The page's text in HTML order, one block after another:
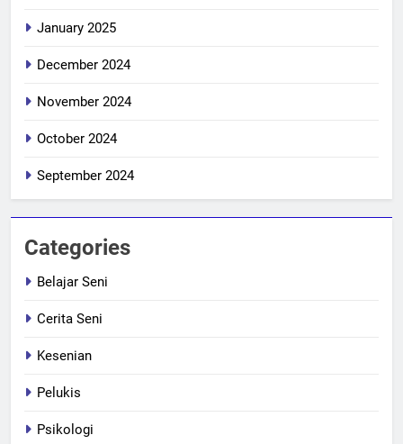
January 2025
December 2024
November 2024
October 2024
September 2024
Categories
Belajar Seni
Cerita Seni
Kesenian
Pelukis
Psikologi